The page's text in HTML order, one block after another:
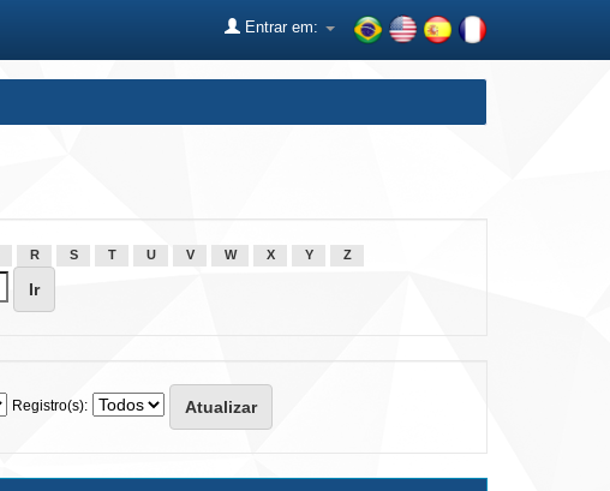
Entrar em:
R S T U V W X Y Z
Registro(s):